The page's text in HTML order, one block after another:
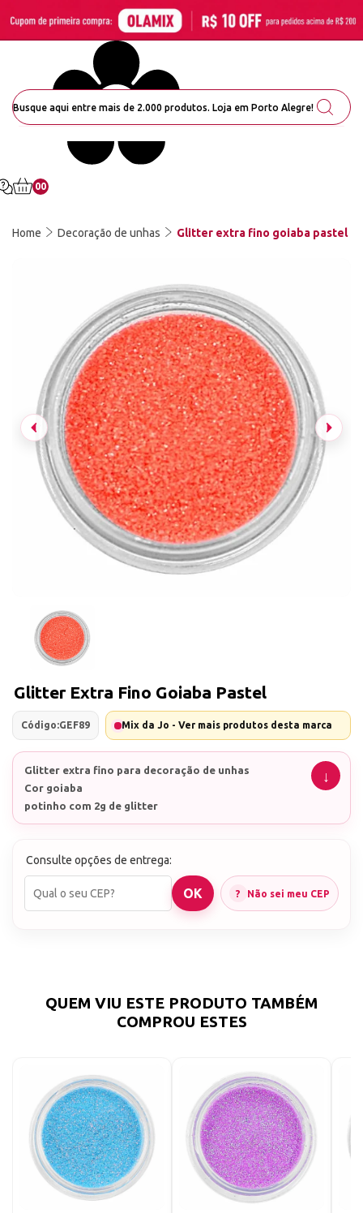
00
Home Decoração de unhas Glitter extra fino goiaba pastel
Glitter Extra Fino Goiaba Pastel
Código:GEF89 Mix da Jo - Ver mais produtos desta marca
Glitter extra fino para decoração de unhas
Cor goiaba
potinho com 2g de glitter
Consulte opções de entrega:
Não sei meu CEP
QUEM VIU ESTE PRODUTO TAMBÉM
COMPROU ESTES